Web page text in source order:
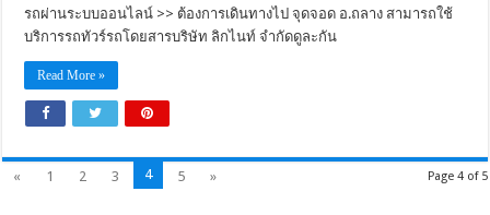
รถผ่านระบบออนไลน์ >> ต้องการเดินทางไป จุดจอด อ.ถลาง สามารถใช้
บริการรถทัวร์รถโดยสารบริษัท ลิกไนท์ จำกัดดูละกัน
Read More »
Page 4 of 5
« 1 2 3 4 5 »